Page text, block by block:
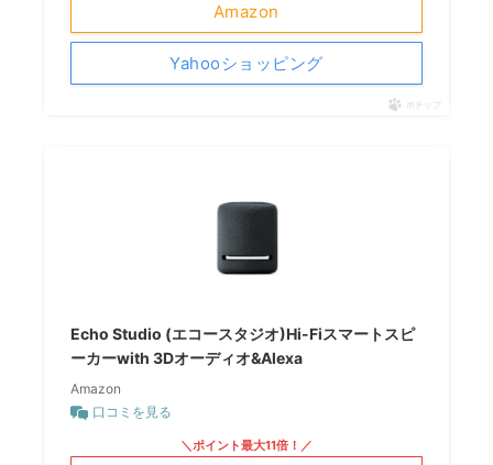
Amazon
Yahooショッピング
ポチップ
Echo Studio (エコースタジオ)Hi-Fiスマートスピ
ーカーwith 3Dオーディオ&Alexa
Amazon
口コミを見る
＼ポイント最大11倍！／